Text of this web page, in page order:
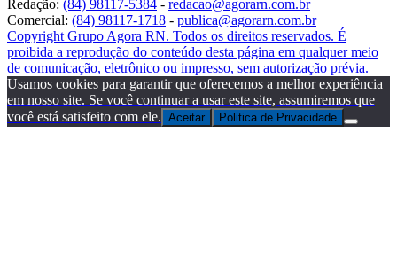
Redação: (84) 98117-5384 - redacao@agorarn.com.br
Comercial: (84) 98117-1718 - publica@agorarn.com.br
Copyright Grupo Agora RN. Todos os direitos reservados. É
proibida a reprodução do conteúdo desta página em qualquer meio
de comunicação, eletrônico ou impresso, sem autorização prévia.
Usamos cookies para garantir que oferecemos a melhor experiência
em nosso site. Se você continuar a usar este site, assumiremos que
você está satisfeito com ele. Aceitar Politica de Privacidade